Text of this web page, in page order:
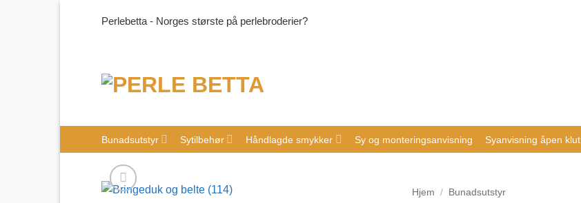
Perlebetta - Norges største på perlebroderier?
Bunadsutstyr Sytilbehør Håndlagde smykker Sy og monteringsanvisning Syanvisning åpen klut
Hjem / Bunadsutstyr